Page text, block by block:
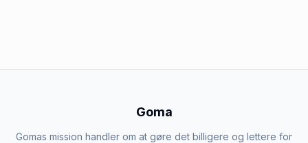
Goma
Gomas mission handler om at gøre det billigere og lettere for